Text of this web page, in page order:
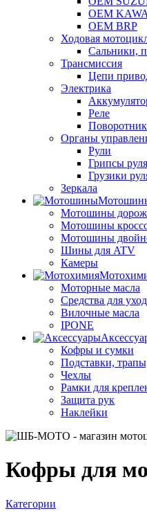
OEM
OEM BRP
Ходовая
Сальники,
Трансмиссия
Цепи
Электрика
Реле
Органы
Рули
Грипсы руля
Грузики
Зеркала
Мотошины
Мотошины
Мотошины
Шины для ATV
Камеры
Моторные масла
Средства для
Вилочные масла
IPONE
Кофры и сумки
Подставки,
Чехлы
Рамки для
Защита рук
Наклейки
Кофры для
Категории